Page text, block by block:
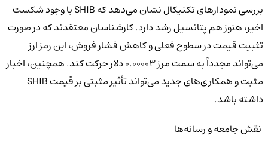
بررسی نمودارهای تکنیکال نشان می‌دهد که SHIB با وجود شکست
اخیر، هنوز هم پتانسیل رشد دارد. کارشناسان معتقدند که در صورت
تثبیت قیمت در سطوح فعلی و کاهش فشار فروش، این رمز ارز
می‌تواند مجدداً به سمت مرز ۰.۰۰۰۰۳ دلار حرکت کند. همچنین، اخبار
مثبت و همکاری‌های جدید می‌تواند تأثیر مثبتی بر قیمت SHIB
داشته باشد.
نقش جامعه و رسانه‌ها